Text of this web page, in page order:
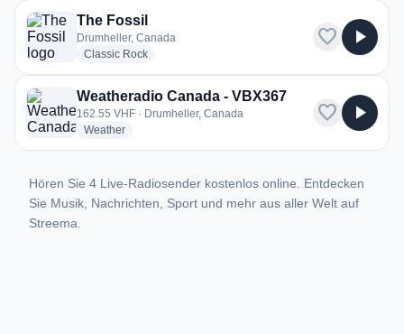
The Fossil
Drumheller, Canada
Classic Rockradio stations
favorite play_arrow
Weatheradio Canada - VBX367
162.55 VHF · Drumheller, Canada
Weatherradio stations
favorite play_arrow
Hören Sie 4 Live-Radiosender kostenlos online. Entdecken
Sie Musik, Nachrichten, Sport und mehr aus aller Welt auf
Streema.